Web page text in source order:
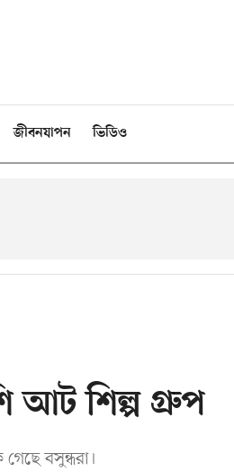
জীবনযাপন ভিডিও
আট শিল্প গ্রুপ
বসুন্ধরা।